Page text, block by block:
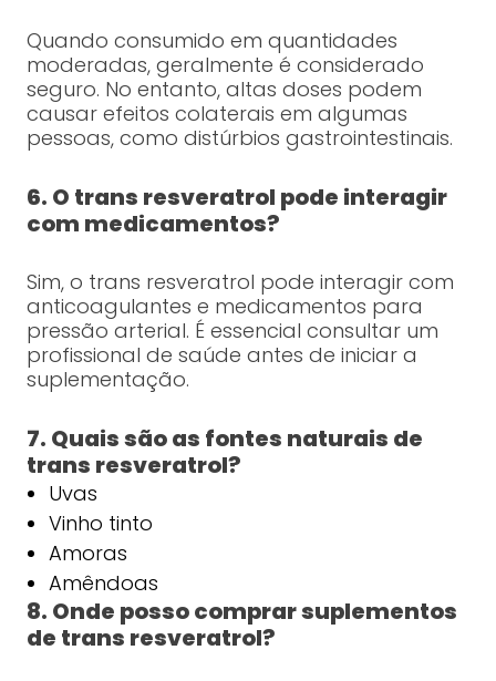
Quando consumido em quantidades
moderadas, geralmente é considerado
seguro. No entanto, altas doses podem
causar efeitos colaterais em algumas
pessoas, como distúrbios gastrointestinais.
6. O trans resveratrol pode interagir
com medicamentos?
Sim, o trans resveratrol pode interagir com
anticoagulantes e medicamentos para
pressão arterial. É essencial consultar um
profissional de saúde antes de iniciar a
suplementação.
7. Quais são as fontes naturais de
trans resveratrol?
Uvas
Vinho tinto
Amoras
Amêndoas
8. Onde posso comprar suplementos
de trans resveratrol?